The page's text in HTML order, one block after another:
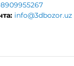
info@3dbozor.uz